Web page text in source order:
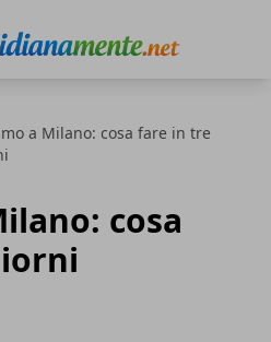
a Milano: cosa fare in tre
cosa